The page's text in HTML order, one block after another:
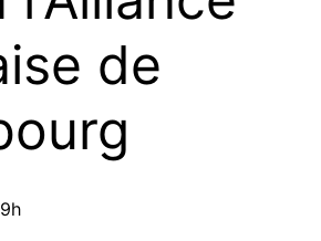
de